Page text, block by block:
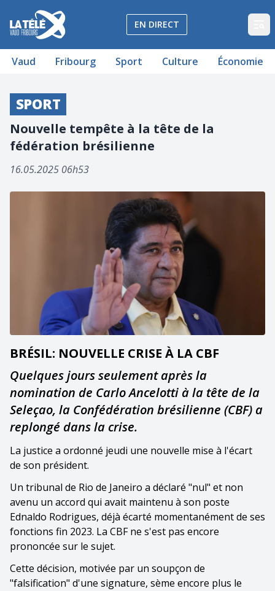
La Télé - Télévision régionale Vaud et Fribourg
EN DIRECT
Vaud Fribourg Sport Culture Économie
SPORT
Nouvelle tempête à la tête de la
fédération brésilienne
16.05.2025 06h53
BRÉSIL: NOUVELLE CRISE À LA CBF
Quelques jours seulement après la
nomination de Carlo Ancelotti à la tête de la
Seleçao, la Confédération brésilienne (CBF) a
replongé dans la crise.
La justice a ordonné jeudi une nouvelle mise à l'écart
de son président.
Un tribunal de Rio de Janeiro a déclaré "nul" et non
avenu un accord qui avait maintenu à son poste
Ednaldo Rodrigues, déjà écarté momentanément de ses
fonctions fin 2023. La CBF ne s'est pas encore
prononcée sur le sujet.
Cette décision, motivée par un soupçon de
"falsification" d'une signature, sème encore plus le